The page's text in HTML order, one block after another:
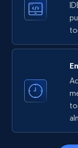
Instagram -
Account,
business
22.3K+
Instagram -
information